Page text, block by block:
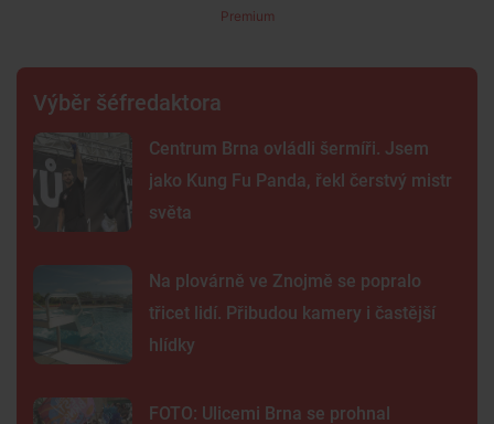
Premium
Výběr šéfredaktora
Centrum Brna ovládli šermíři. Jsem
jako Kung Fu Panda, řekl čerstvý mistr
světa
Na plovárně ve Znojmě se popralo
třicet lidí. Přibudou kamery i častější
hlídky
FOTO: Ulicemi Brna se prohnal